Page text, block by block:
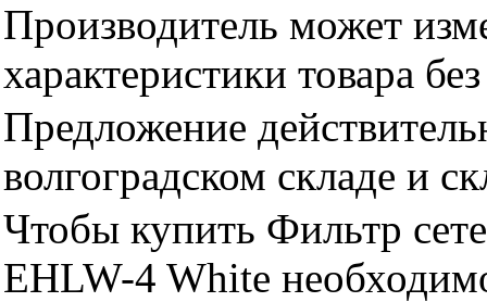
Производитель может
характеристики товара
Предложение
волгоградском складе и
Чтобы купить Фильтр
EHLW-4 White